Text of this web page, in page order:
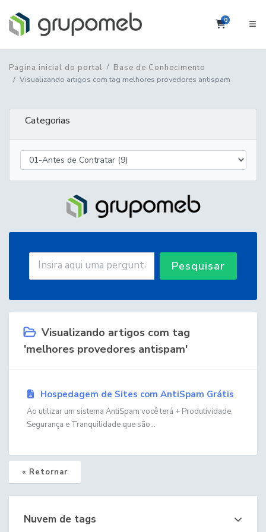
0Carrinho
Página inicial do portal Base de Conhecimento
Visualizando artigos com tag melhores provedores antispam
Categorias
Pesquisar
Visualizando artigos com tag
'melhores provedores antispam'
Hospedagem de Sites com AntiSpam Grátis
Ao utilizar um sistema AntiSpam você terá + Produtividade,
Segurança e Tranquilidade que são...
« Retornar
Nuvem de tags